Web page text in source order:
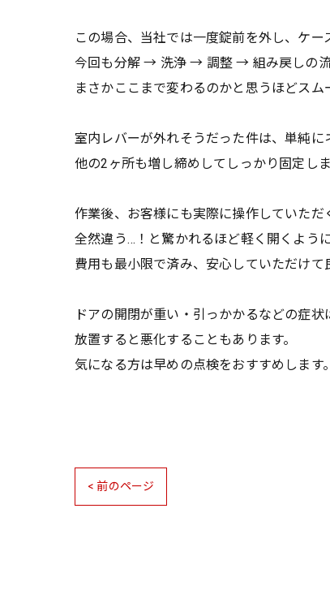
この場合、当社では一度錠前を外し、ケー
今回も分解 → 洗浄 → 調整 → 組み戻しの流
まさかここまで変わるのかと思うほどスム
室内レバーが外れそうだった件は、単純に
他の2ヶ所も増し締めしてしっかり固定しま
作業後、お客様にも実際に操作していただ
全然違う…！と驚かれるほど軽く開くよう
費用も最小限で済み、安心していただけて
ドアの開閉が重い・引っかかるなどの症状
放置すると悪化することもあります。
気になる方は早めの点検をおすすめします。
< 前のページ